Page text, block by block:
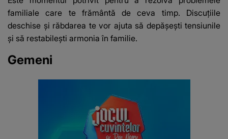
familiale care te frământă de ceva timp. Discuțiile
deschise și răbdarea te vor ajuta să depășești tensiunile
și să restabilești armonia în familie.
Gemeni